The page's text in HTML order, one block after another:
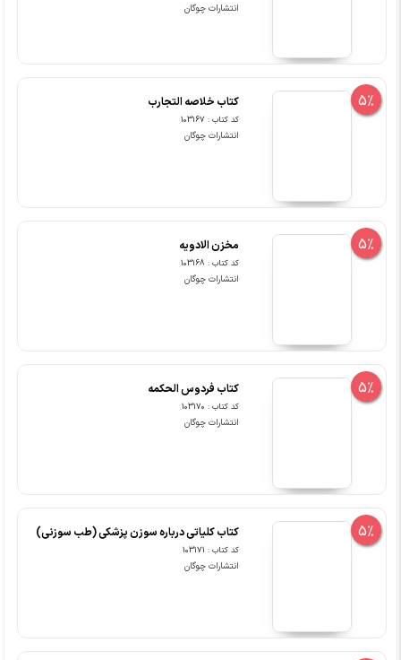
انتشارات چوگان
5% کتاب خلاصه التجارب
کد کتاب : 103167
انتشارات چوگان
5% مخزن الادویه
کد کتاب : 103168
انتشارات چوگان
5% کتاب فردوس الحکمه
کد کتاب : 103170
انتشارات چوگان
5% کتاب کلیاتی درباره سوزن پزشکی (طب سوزنی)
کد کتاب : 103171
انتشارات چوگان